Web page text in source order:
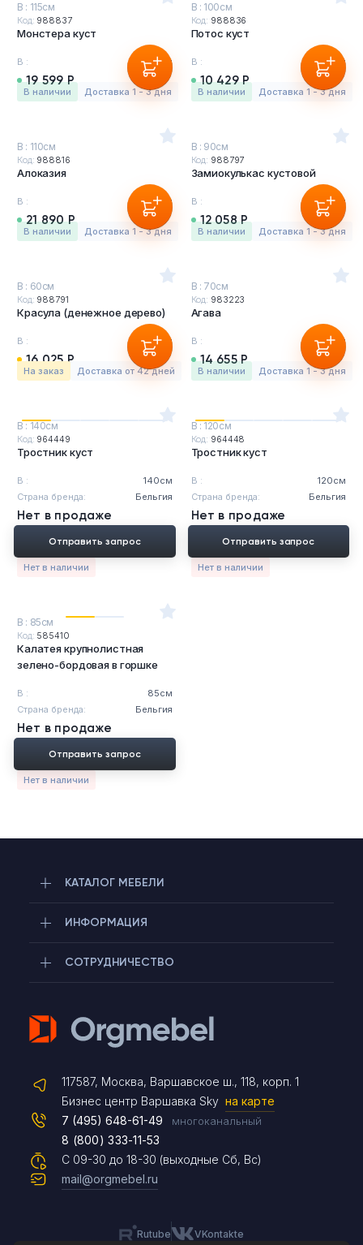
В : 115см
Код: 988837
Монстера куст
В : 115см
19 599 Р
в наличии Доставка 1 - 3 дня
В : 100см
Код: 988836
Потос куст
В : 100см
10 429 Р
в наличии Доставка 1 - 3 дня
В : 110см
Код: 988816
Алоказия
В : 110см
21 890 Р
в наличии Доставка 1 - 3 дня
В : 90см
Код: 988797
Замиокулькас кустовой
В : 90см
12 058 Р
в наличии Доставка 1 - 3 дня
В : 60см
Код: 988791
Красула (денежное дерево)
В : 60см
16 025 Р
На заказ Доставка от 42 дней
В : 70см
Код: 983223
Агава
В : 70см
14 655 Р
в наличии Доставка 1 - 3 дня
В : 140см
Код: 964449
Тростник куст
В :
140см
Страна бренда:
Бельгия
Нет в продаже
Нет в наличии
Отправить запрос
В : 120см
Код: 964448
Тростник куст
В :
120см
Страна бренда:
Бельгия
Нет в продаже
Нет в наличии
Отправить запрос
В : 85см
Код: 585410
Калатея крупнолистная
зелено-бордовая в горшке
В :
85см
Страна бренда:
Бельгия
Нет в продаже
Нет в наличии
Отправить запрос
КАТАЛОГ МЕБЕЛИ
ИНФОРМАЦИЯ
СОТРУДНИЧЕСТВО
117587, Москва, Варшавское ш., 118, корп. 1
Бизнес центр Варшавка Sky на карте
С 09-30 до 18-30 (выходные Сб, Вс)
7 (495) 648-61-49 многоканальный
8 (800) 333-11-53
mail@orgmebel.ru
Rutube VKontakte
Telegram
Max
Чат на сайте
8 (495) 183-47-87